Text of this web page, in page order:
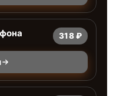
318 ₽